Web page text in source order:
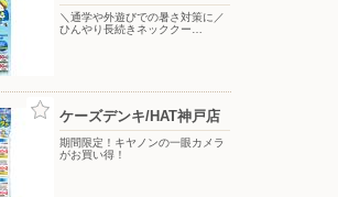
ケーズデンキ/ガーデンシティ垂水店
〒655-0052 神戸市垂水区舞多聞東3-1-1
＼通学や外遊びでの暑さ対策に／
ひんやり長続きネッククー…
ケーズデンキ/HAT神戸店
期間限定！キヤノンの一眼カメラ
がお買い得！